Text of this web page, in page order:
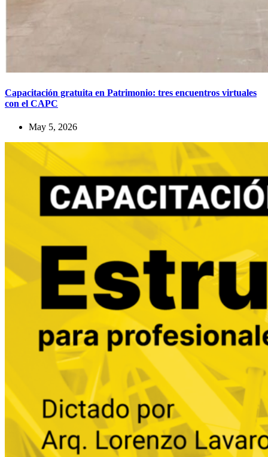
Capacitación gratuita en Patrimonio: tres encuentros virtuales
con el CAPC
May 5, 2026